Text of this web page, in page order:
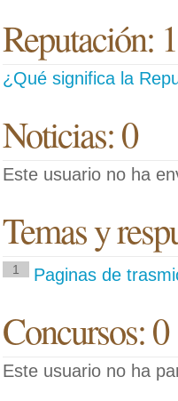
Reputación:
¿Qué significa la
Noticias: 0
Este usuario no ha
Temas y
1 Paginas de
Concursos: 0
Este usuario no ha